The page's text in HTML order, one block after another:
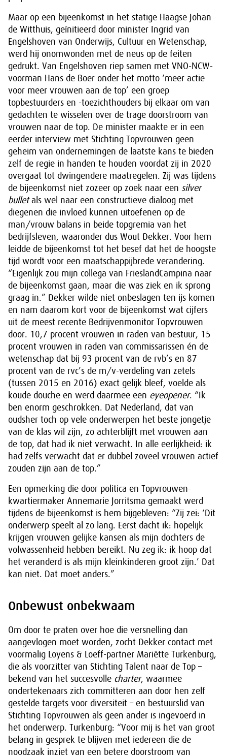
Maar op een bijeenkomst in het statige Haagse Johan
de Witthuis, geïnitieerd door minister Ingrid van
Engelshoven van Onderwijs, Cultuur en Wetenschap,
werd hij onomwonden met de neus op de feiten
gedrukt. Van Engelshoven riep samen met VNO-NCW-
voorman Hans de Boer onder het motto ‘meer actie
voor meer vrouwen aan de top’ een groep
topbestuurders en -toezichthouders bij elkaar om van
gedachten te wisselen over de trage doorstroom van
vrouwen naar de top. De minister maakte er in een
eerder interview met Stichting Topvrouwen geen
geheim van ondernemingen de laatste kans te bieden
zelf de regie in handen te houden voordat zij in 2020
overgaat tot dwingendere maatregelen. Zij was tijdens
de bijeenkomst niet zozeer op zoek naar een silver
bulletals wel naar een constructieve dialoog met
diegenen die invloed kunnen uitoefenen op de
man/vrouw balans in beide topgremia van het
bedrijfsleven, waaronder dus Wout Dekker. Voor hem
leidde de bijeenkomst tot het besef dat het de hoogste
tijd wordt voor een maatschappijbrede verandering.
“Eigenlijk zou mijn collega van FrieslandCampina naar
de bijeenkomst gaan, maar die was ziek en ik sprong
graag in.” Dekker wilde niet onbeslagen ten ijs komen
en nam daarom kort voor de bijeenkomst wat cijfers
uit de meest recente Bedrijvenmonitor Topvrouwen
door. 10,7 procent vrouwen in raden van bestuur, 15
procent vrouwen in raden van commissarissen én de
wetenschap dat bij 93 procent van de rvb’s en 87
procent van de rvc’s de m/v-verdeling van zetels
(tussen 2015 en 2016) exact gelijk bleef, voelde als
koude douche en werd daarmee een eyeopener. “Ik
ben enorm geschrokken. Dat Nederland, dat van
oudsher toch op vele onderwerpen het beste jongetje
van de klas wil zijn, zo achterblijft met vrouwen aan
de top, dat had ik niet verwacht. In alle eerlijkheid: ik
had zelfs verwacht dat er dubbel zoveel vrouwen actief
zouden zijn aan de top.”
Een opmerking die door politica en Topvrouwen-
kwartiermaker Annemarie Jorritsma gemaakt werd
tijdens de bijeenkomst is hem bijgebleven: “Zij zei: ‘Dit
onderwerp speelt al zo lang. Eerst dacht ik: hopelijk
krijgen vrouwen gelijke kansen als mijn dochters de
volwassenheid hebben bereikt. Nu zeg ik: ik hoop dat
het veranderd is als mijn kleinkinderen groot zijn.’ Dat
kan niet. Dat moet anders.”
Onbewust onbekwaam
Om door te praten over hoe die versnelling dan
aangevlogen moet worden, zocht Dekker contact met
voormalig Loyens & Loeff-partner Mariëtte Turkenburg,
die als voorzitter van Stichting Talent naar de Top –
bekend van het succesvolle charter, waarmee
ondertekenaars zich committeren aan door hen zelf
gestelde targets voor diversiteit – en bestuurslid van
Stichting Topvrouwen als geen ander is ingevoerd in
het onderwerp. Turkenburg: “Voor mij is het van groot
belang in gesprek te blijven met iedereen die de
noodzaak inziet van een betere doorstroom van